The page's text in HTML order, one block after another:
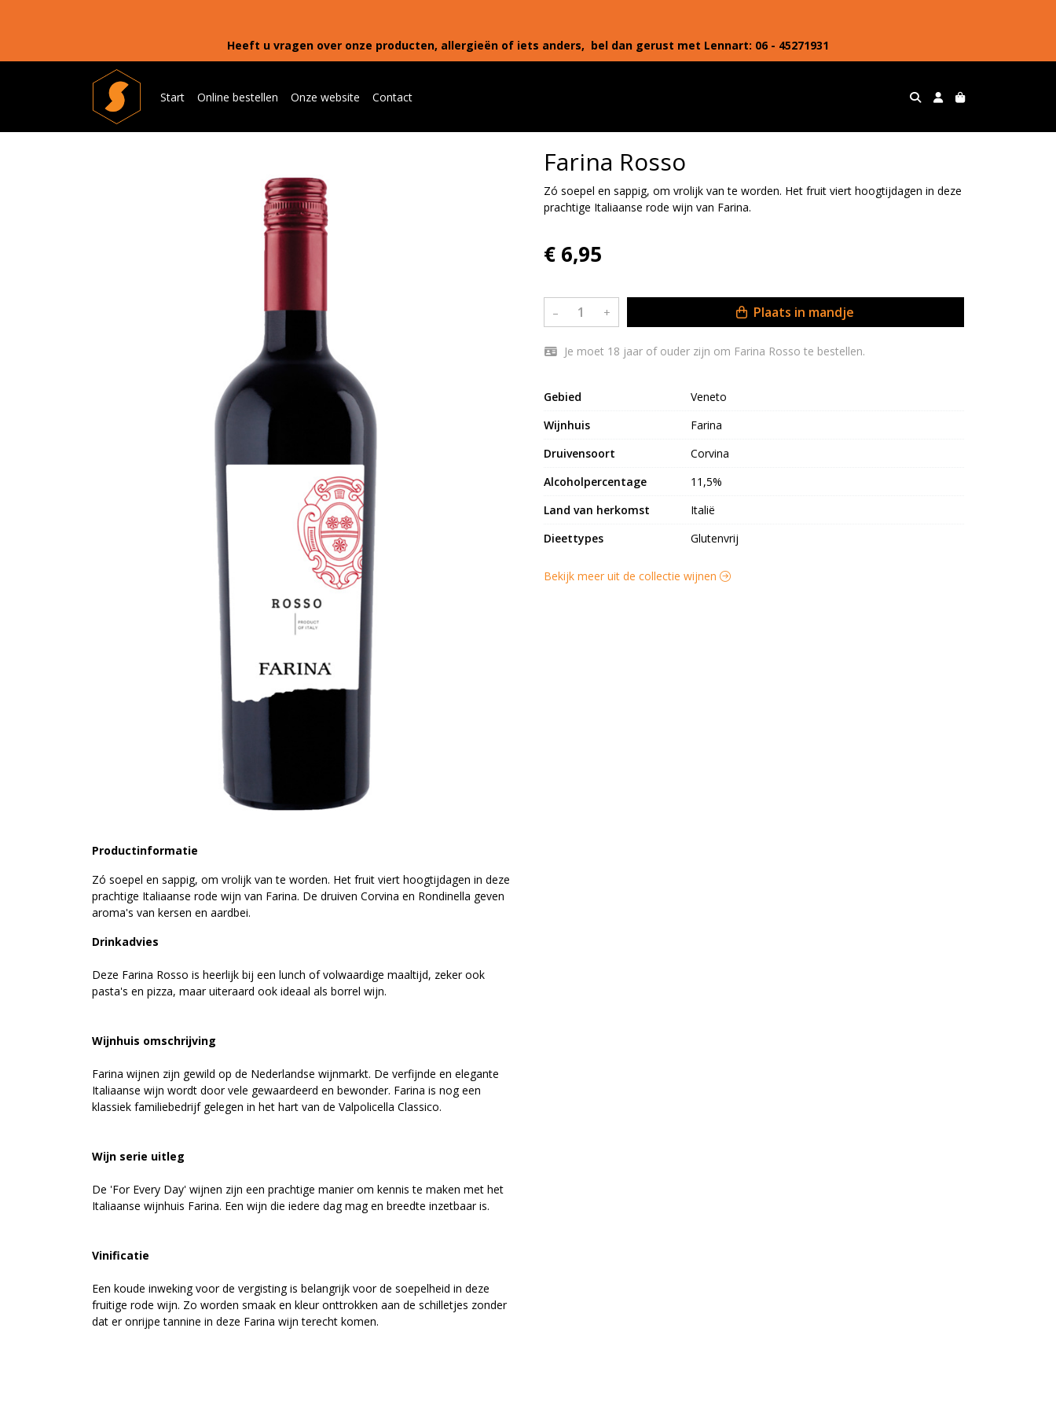
Heeft u vragen over onze producten, allergieën of iets anders, bel dan gerust met Lennart: 06 - 45271931
Start Online bestellen Onze website Contact
Productinformatie
Zó soepel en sappig, om vrolijk van te worden. Het fruit viert hoogtijdagen in deze
prachtige Italiaanse rode wijn van Farina. De druiven Corvina en Rondinella geven
aroma's van kersen en aardbei.
Drinkadvies
Deze Farina Rosso is heerlijk bij een lunch of volwaardige maaltijd, zeker ook
pasta's en pizza, maar uiteraard ook ideaal als borrel wijn.
Wijnhuis omschrijving
Farina wijnen zijn gewild op de Nederlandse wijnmarkt. De verfijnde en elegante
Italiaanse wijn wordt door vele gewaardeerd en bewonder. Farina is nog een
klassiek familiebedrijf gelegen in het hart van de Valpolicella Classico.
Wijn serie uitleg
De 'For Every Day' wijnen zijn een prachtige manier om kennis te maken met het
Italiaanse wijnhuis Farina. Een wijn die iedere dag mag en breedte inzetbaar is.
Vinificatie
Een koude inweking voor de vergisting is belangrijk voor de soepelheid in deze
fruitige rode wijn. Zo worden smaak en kleur onttrokken aan de schilletjes zonder
dat er onrijpe tannine in deze Farina wijn terecht komen.
Farina Rosso
Zó soepel en sappig, om vrolijk van te worden. Het fruit viert hoogtijdagen in deze
prachtige Italiaanse rode wijn van Farina.
€ 6,95
– + Plaats in mandje
Je moet 18 jaar of ouder zijn om Farina Rosso te bestellen.
Gebied
Veneto
Wijnhuis
Farina
Druivensoort
Corvina
Alcoholpercentage
11,5%
Land van herkomst
Italië
Dieettypes
Glutenvrij
Bekijk meer uit de collectie wijnen